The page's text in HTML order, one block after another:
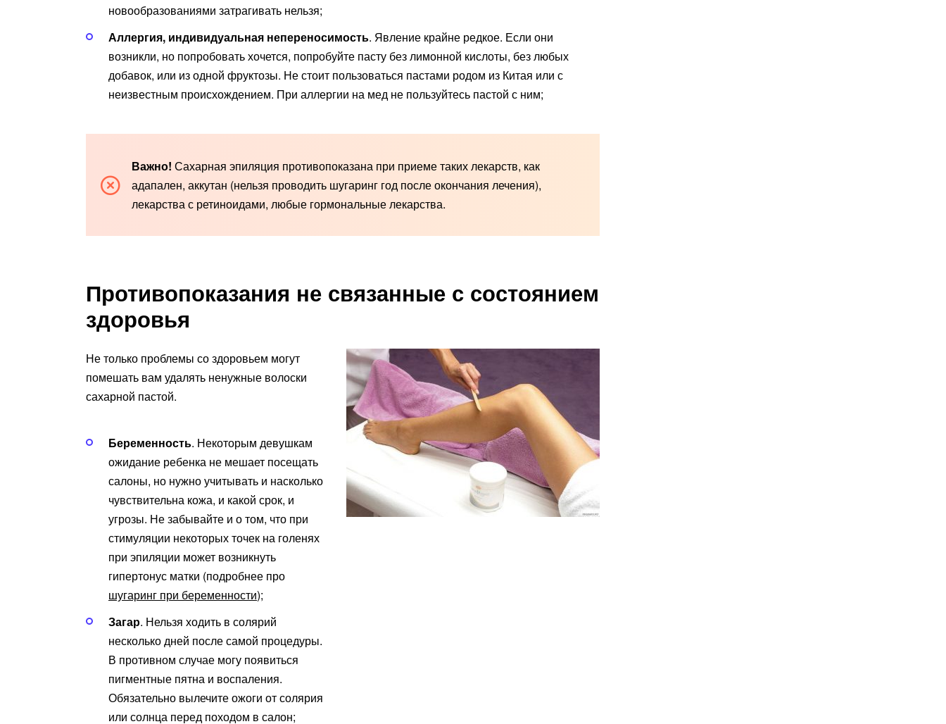
новообразованиями затрагивать нельзя;
Аллергия, индивидуальная непереносимость. Явление крайне редкое. Если они
возникли, но попробовать хочется, попробуйте пасту без лимонной кислоты, без любых
добавок, или из одной фруктозы. Не стоит пользоваться пастами родом из Китая или с
неизвестным происхождением. При аллергии на мед не пользуйтесь пастой с ним;
Важно! Сахарная эпиляция противопоказана при приеме таких лекарств, как
адапален, аккутан (нельзя проводить шугаринг год после окончания лечения),
лекарства с ретиноидами, любые гормональные лекарства.
Противопоказания не связанные с состоянием
здоровья
Не только проблемы со здоровьем могут
помешать вам удалять ненужные волоски
сахарной пастой.
Беременность. Некоторым девушкам
ожидание ребенка не мешает посещать
салоны, но нужно учитывать и насколько
чувствительна кожа, и какой срок, и
угрозы. Не забывайте и о том, что при
стимуляции некоторых точек на голенях
при эпиляции может возникнуть
гипертонус матки (подробнее про
шугаринг при беременности);
Загар. Нельзя ходить в солярий
несколько дней после самой процедуры.
В противном случае могу появиться
пигментные пятна и воспаления.
Обязательно вылечите ожоги от солярия
или солнца перед походом в салон;